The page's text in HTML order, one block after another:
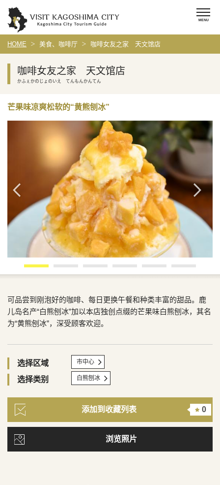
HOME 美食、咖啡厅 咖啡女友之家 天文馆店
咖啡女友之家 天文馆店
かふぇかのじょのいえ てんもんかんてん
芒果味凉爽松软的“黄熊刨冰”
可品尝到刚泡好的咖啡、每日更换午餐和种类丰富的甜品。鹿
儿岛名产“白熊刨冰”加以本店独创点缀的芒果味白熊刨冰，其名
为“黄熊刨冰”，深受顾客欢迎。
选择区域 市中心
选择类别 白熊刨冰
添加到收藏列表 0
浏览照片